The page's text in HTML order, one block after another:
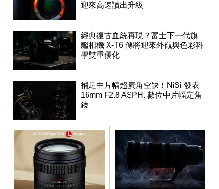
迎來高速讀出升級
經典復古血統再現？富士下一代旗
艦相機 X-T6 傳將迎來外觀與色彩科
學雙重優化
補足中片幅超廣角空缺！NiSi 發表
16mm F2.8 ASPH. 數位中片幅定焦
鏡